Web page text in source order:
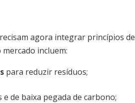
agora integrar princípios de
incluem:
para reduzir resíduos;
de baixa pegada de carbono;